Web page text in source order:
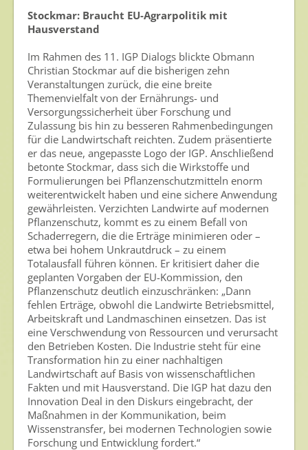
Pressemappe
Mediathek
News
Videos
Publikationen
Newsletter
Archiv
Stockmar: Braucht EU-Agrarpolitik mit
Hausverstand
Im Rahmen des 11. IGP Dialogs blickte Obmann
Christian Stockmar auf die bisherigen zehn
Veranstaltungen zurück, die eine breite
Themenvielfalt von der Ernährungs- und
Versorgungssicherheit über Forschung und
Zulassung bis hin zu besseren Rahmenbedingungen
für die Landwirtschaft reichten. Zudem präsentierte
er das neue, angepasste Logo der IGP. Anschließend
betonte Stockmar, dass sich die Wirkstoffe und
Formulierungen bei Pflanzenschutzmitteln enorm
weiterentwickelt haben und eine sichere Anwendung
gewährleisten. Verzichten Landwirte auf modernen
Pflanzenschutz, kommt es zu einem Befall von
Schaderregern, die die Erträge minimieren oder –
etwa bei hohem Unkrautdruck – zu einem
Totalausfall führen können. Er kritisiert daher die
geplanten Vorgaben der EU-Kommission, den
Pflanzenschutz deutlich einzuschränken: „Dann
fehlen Erträge, obwohl die Landwirte Betriebsmittel,
Arbeitskraft und Landmaschinen einsetzen. Das ist
eine Verschwendung von Ressourcen und verursacht
den Betrieben Kosten. Die Industrie steht für eine
Transformation hin zu einer nachhaltigen
Landwirtschaft auf Basis von wissenschaftlichen
Fakten und mit Hausverstand. Die IGP hat dazu den
Innovation Deal in den Diskurs eingebracht, der
Maßnahmen in der Kommunikation, beim
Wissenstransfer, bei modernen Technologien sowie
Forschung und Entwicklung fordert.“